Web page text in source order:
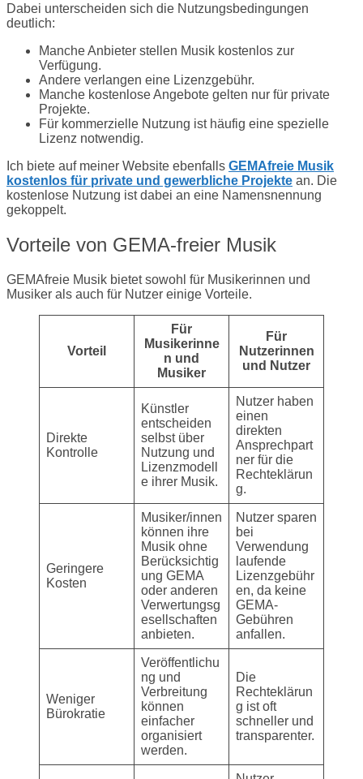
Dabei unterscheiden sich die Nutzungsbedingungen
deutlich:
Manche Anbieter stellen Musik kostenlos zur
Verfügung.
Andere verlangen eine Lizenzgebühr.
Manche kostenlose Angebote gelten nur für private
Projekte.
Für kommerzielle Nutzung ist häufig eine spezielle
Lizenz notwendig.
Ich biete auf meiner Website ebenfalls GEMAfreie Musik
kostenlos für private und gewerbliche Projekte an. Die
kostenlose Nutzung ist dabei an eine Namensnennung
gekoppelt.
Vorteile von GEMA-freier Musik
GEMAfreie Musik bietet sowohl für Musikerinnen und
Musiker als auch für Nutzer einige Vorteile.
Vorteil
Für
Musikerinne
n und
Musiker
Für
Nutzerinnen
und Nutzer
Direkte
Kontrolle
Künstler
entscheiden
selbst über
Nutzung und
Lizenzmodell
e ihrer Musik.
Nutzer haben
einen
direkten
Ansprechpart
ner für die
Rechteklärun
g.
Geringere
Kosten
Musiker/innen
können ihre
Musik ohne
Berücksichtig
ung GEMA
oder anderen
Verwertungsg
esellschaften
anbieten.
Nutzer sparen
bei
Verwendung
laufende
Lizenzgebühr
en, da keine
GEMA-
Gebühren
anfallen.
Weniger
Bürokratie
Veröffentlichu
ng und
Verbreitung
können
einfacher
organisiert
werden.
Die
Rechteklärun
g ist oft
schneller und
transparenter.